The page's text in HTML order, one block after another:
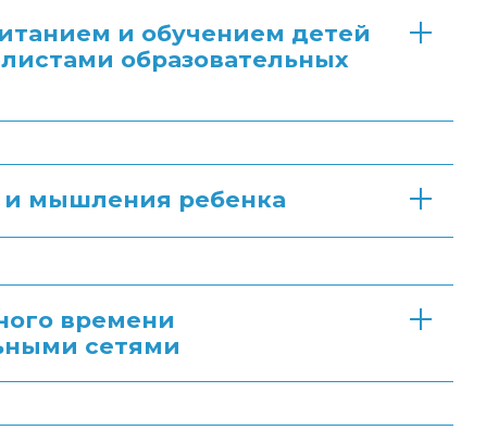
и обучением детей
образовательных
и мышления ребенка
времени
сетями